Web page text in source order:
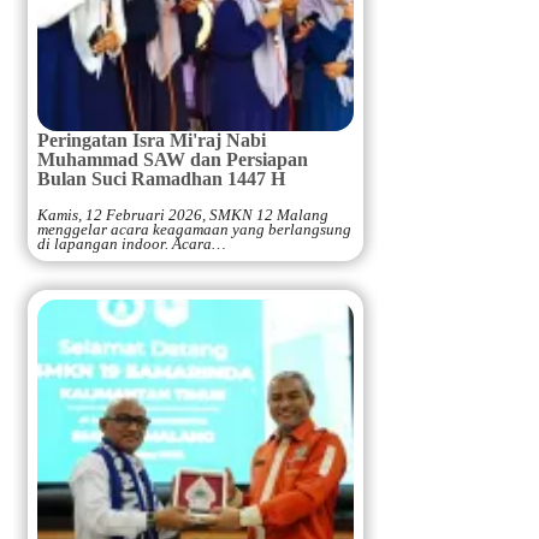
Peringatan Isra Mi'raj Nabi
Muhammad SAW dan Persiapan
Bulan Suci Ramadhan 1447 H
Kamis, 12 Februari 2026, SMKN 12 Malang
menggelar acara keagamaan yang berlangsung
di lapangan indoor. Acara…